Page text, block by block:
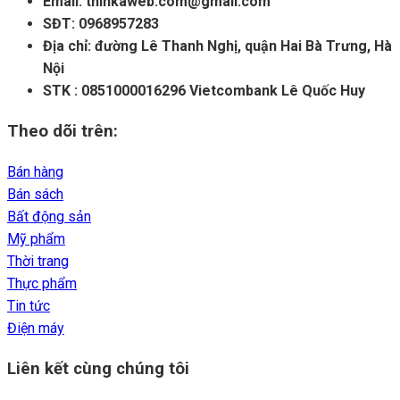
SĐT: 0968957283
Địa chỉ: đường Lê Thanh Nghị, quận Hai Bà Trưng, Hà
Nội
STK : 0851000016296 Vietcombank Lê Quốc Huy
Theo dõi trên:
Bán hàng
Bán sách
Bất động sản
Mỹ phẩm
Thời trang
Thực phẩm
Tin tức
Điện máy
Liên kết cùng chúng tôi